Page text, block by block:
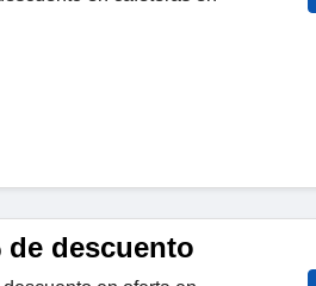
de descuento